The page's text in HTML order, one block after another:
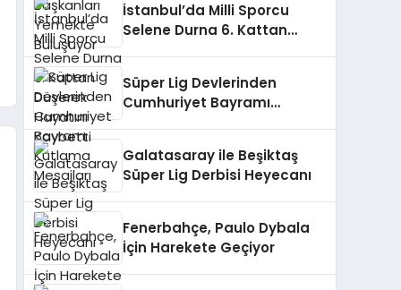
İstanbul’da Milli Sporcu
Selene Durna 6. Kattan
Süper Lig Devlerinden
Cumhuriyet Bayramı
Galatasaray ile Beşiktaş
Süper Lig Derbisi Heyecanı
Fenerbahçe, Paulo Dybala
İçin Harekete Geçiyor